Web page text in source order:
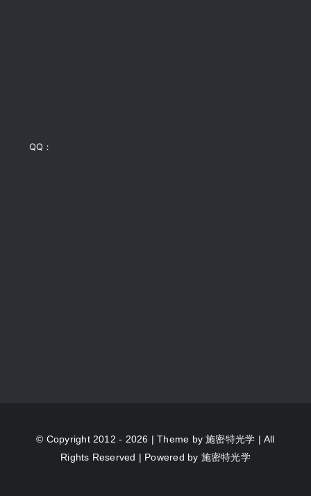
QQ：
© Copyright 2012 - 2026 | Theme by施密特光学 | All
Rights Reserved | Powered by 施密特光学